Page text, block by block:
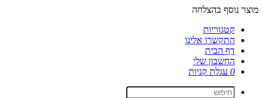
מוצר נוסף בהצלחה
קטגוריות
התקשרו אלינו
דף הבית
החשבון שלי
0 עגלת קניות